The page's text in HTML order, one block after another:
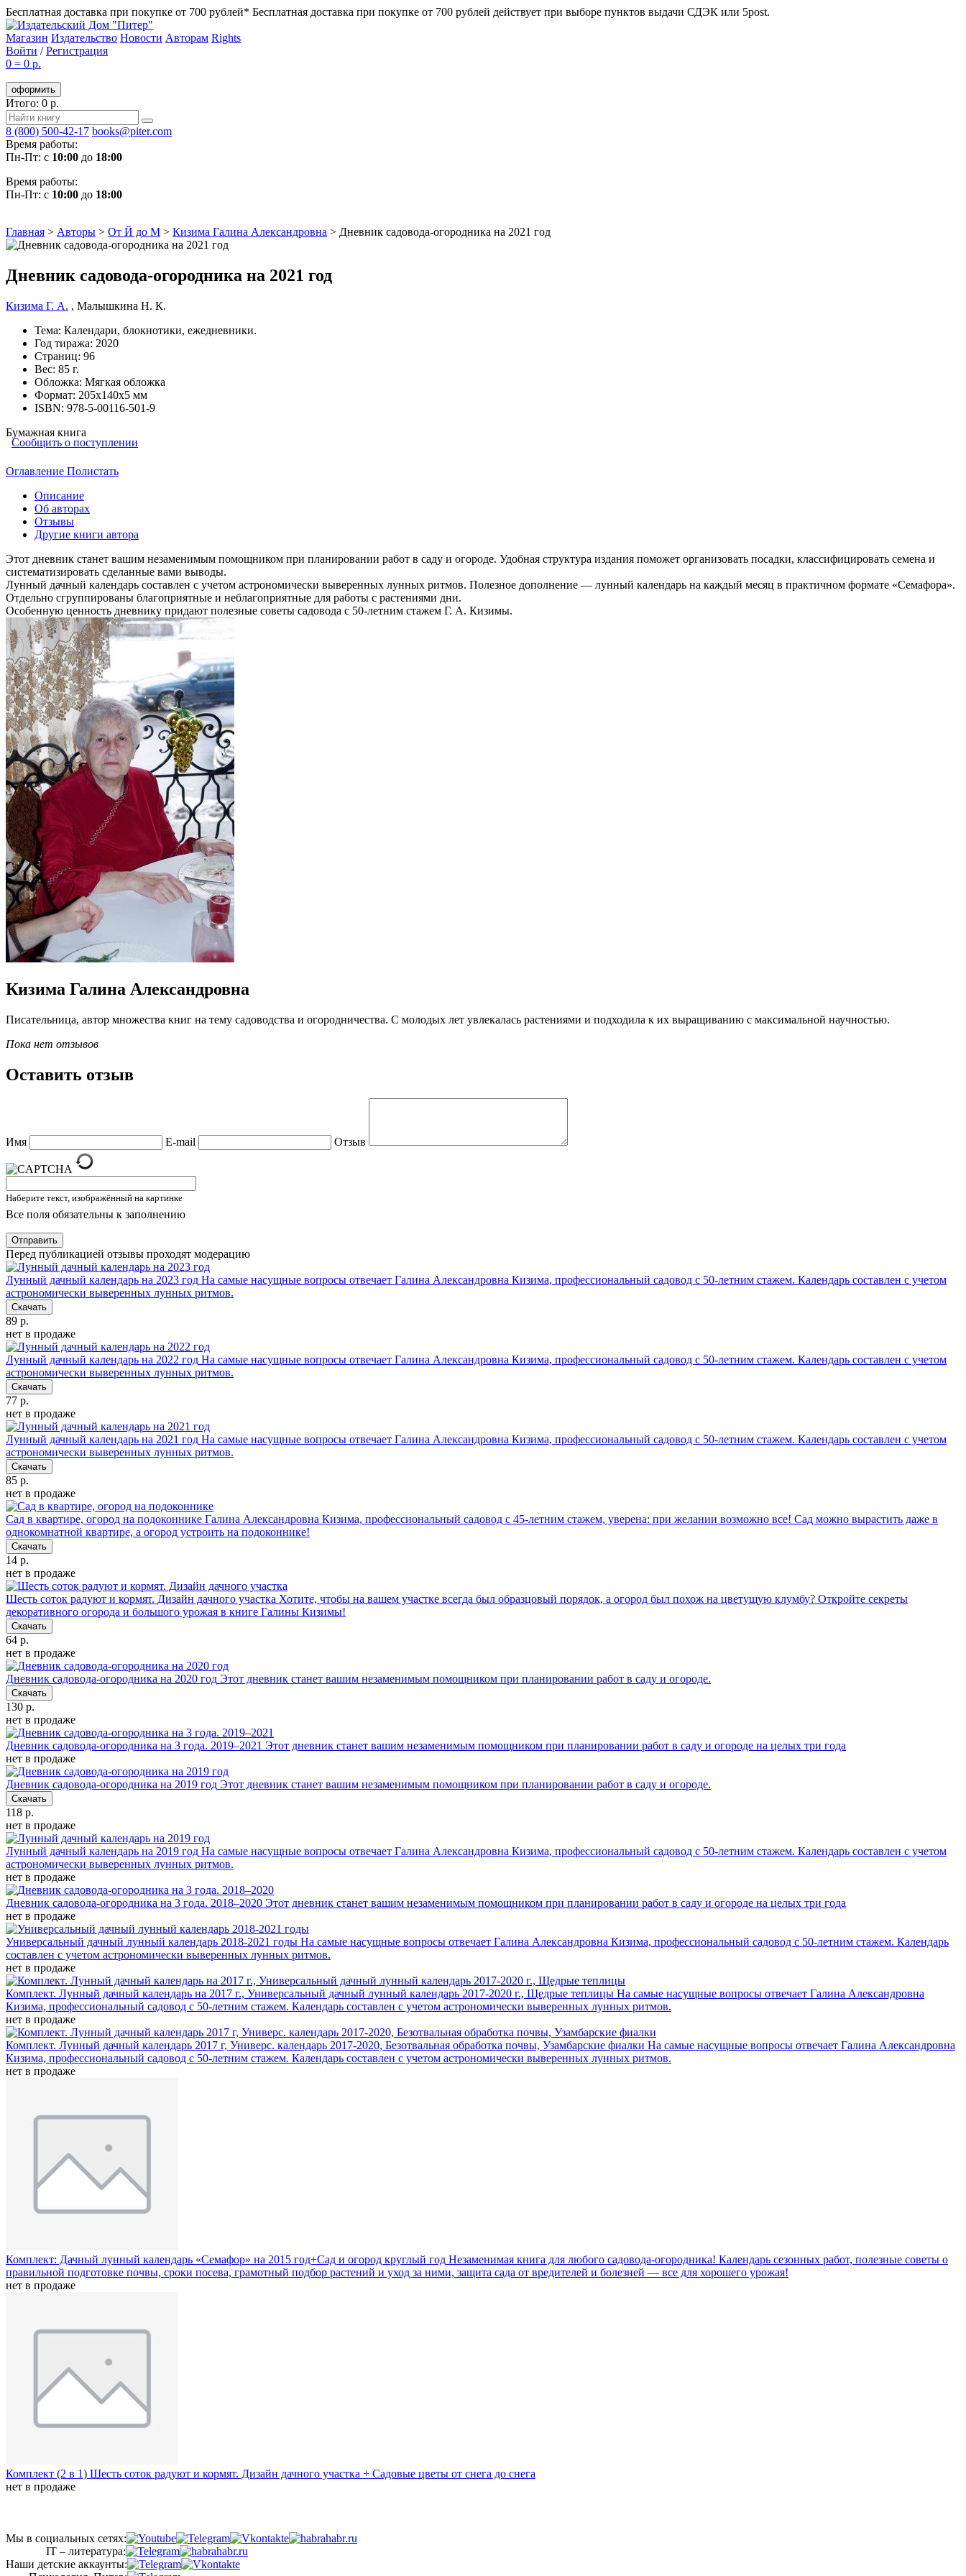
Бесплатная доставка при покупке от 700 рублей* Бесплатная доставка при покупке от 700 рублей действует при выборе пунктов выдачи СДЭК или 5post.
Магазин Издательство Новости Авторам Rights
Войти /Регистрация
0 = 0 р.
оформить
Итого: 0 р.
8 (800) 500-42-17 books@piter.com
Время работы:
Пн-Пт: с 10:00 до 18:00
Время работы:
Пн-Пт: с 10:00 до 18:00
Главная > Авторы > От Й до М > Кизима Галина Александровна > Дневник садовода-огородника на 2021 год
Дневник садовода-огородника на 2021 год
Кизима Г. А. , Малышкина Н. К.
Тема: Календари, блокнотики, ежедневники.
Год тиража: 2020
Страниц: 96
Вес: 85 г.
Обложка: Мягкая обложка
Формат: 205х140х5 мм
ISBN: 978-5-00116-501-9
Бумажная книга
Сообщить о поступлении
Оглавление Полистать
Описание
Об авторах
Отзывы
Другие книги автора
Этот дневник станет вашим незаменимым помощником при планировании работ в саду и огороде. Удобная структура издания поможет организовать посадки, классифицировать семена и
систематизировать сделанные вами выводы.
Лунный дачный календарь составлен с учетом астрономически выверенных лунных ритмов. Полезное дополнение — лунный календарь на каждый месяц в практичном формате «Семафора».
Отдельно сгруппированы благоприятные и неблагоприятные для работы с растениями дни.
Особенную ценность дневнику придают полезные советы садовода с 50-летним стажем Г. А. Кизимы.
Кизима Галина Александровна
Писательница, автор множества книг на тему садоводства и огородничества. С молодых лет увлекалась растениями и подходила к их выращиванию с максимальной научностью.
Пока нет отзывов
Оставить отзыв
Имя E-mail Отзыв
Наберите текст, изображённый на картинке
Все поля обязательны к заполнению
Отправить
Перед публикацией отзывы проходят модерацию
Лунный дачный календарь на 2023 год На самые насущные вопросы отвечает Галина Александровна Кизима, профессиональный садовод с 50-летним стажем. Календарь составлен с учетом
астрономически выверенных лунных ритмов.
Скачать
89 р.
нет в продаже
Лунный дачный календарь на 2022 год На самые насущные вопросы отвечает Галина Александровна Кизима, профессиональный садовод с 50-летним стажем. Календарь составлен с учетом
астрономически выверенных лунных ритмов.
Скачать
77 р.
нет в продаже
Лунный дачный календарь на 2021 год На самые насущные вопросы отвечает Галина Александровна Кизима, профессиональный садовод с 50-летним стажем. Календарь составлен с учетом
астрономически выверенных лунных ритмов.
Скачать
85 р.
нет в продаже
Сад в квартире, огород на подоконнике Галина Александровна Кизима, профессиональный садовод с 45-летним стажем, уверена: при желании возможно все! Сад можно вырастить даже в
однокомнатной квартире, а огород устроить на подоконнике!
Скачать
14 р.
нет в продаже
Шесть соток радуют и кормят. Дизайн дачного участка Хотите, чтобы на вашем участке всегда был образцовый порядок, а огород был похож на цветущую клумбу? Откройте секреты
декоративного огорода и большого урожая в книге Галины Кизимы!
Скачать
64 р.
нет в продаже
Дневник садовода-огородника на 2020 год Этот дневник станет вашим незаменимым помощником при планировании работ в саду и огороде.
Скачать
130 р.
нет в продаже
Дневник садовода-огородника на 3 года. 2019–2021 Этот дневник станет вашим незаменимым помощником при планировании работ в саду и огороде на целых три года
нет в продаже
Дневник садовода-огородника на 2019 год Этот дневник станет вашим незаменимым помощником при планировании работ в саду и огороде.
Скачать
118 р.
нет в продаже
Лунный дачный календарь на 2019 год На самые насущные вопросы отвечает Галина Александровна Кизима, профессиональный садовод с 50-летним стажем. Календарь составлен с учетом
астрономически выверенных лунных ритмов.
нет в продаже
Дневник садовода-огородника на 3 года. 2018–2020 Этот дневник станет вашим незаменимым помощником при планировании работ в саду и огороде на целых три года
нет в продаже
Универсальный дачный лунный календарь 2018-2021 годы На самые насущные вопросы отвечает Галина Александровна Кизима, профессиональный садовод с 50-летним стажем. Календарь
составлен с учетом астрономически выверенных лунных ритмов.
нет в продаже
Комплект. Лунный дачный календарь на 2017 г., Универсальный дачный лунный календарь 2017-2020 г., Щедрые теплицы На самые насущные вопросы отвечает Галина Александровна
Кизима, профессиональный садовод с 50-летним стажем. Календарь составлен с учетом астрономически выверенных лунных ритмов.
нет в продаже
Комплект. Лунный дачный календарь 2017 г, Универс. календарь 2017-2020, Безотвальная обработка почвы, Узамбарские фиалки На самые насущные вопросы отвечает Галина Александровна
Кизима, профессиональный садовод с 50-летним стажем. Календарь составлен с учетом астрономически выверенных лунных ритмов.
нет в продаже
Комплект: Дачный лунный календарь «Семафор» на 2015 год+Сад и огород круглый год Незаменимая книга для любого садовода-огородника! Календарь сезонных работ, полезные советы о
правильной подготовке почвы, сроки посева, грамотный подбор растений и уход за ними, защита сада от вредителей и болезней — все для хорошего урожая!
нет в продаже
Комплект (2 в 1) Шесть соток радуют и кормят. Дизайн дачного участка + Садовые цветы от снега до снега
нет в продаже
Мы в социальных сетях:
IT – литература:
Наши детские аккаунты: